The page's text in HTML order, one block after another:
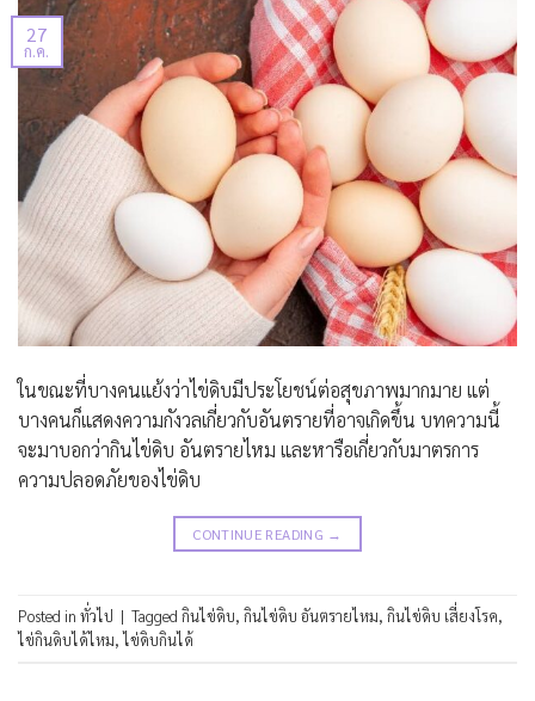
27
ก.ค.
ในขณะที่บางคนแย้งว่าไข่ดิบมีประโยชน์ต่อสุขภาพมากมาย แต่
บางคนก็แสดงความกังวลเกี่ยวกับอันตรายที่อาจเกิดขึ้น บทความนี้
จะมาบอกว่ากินไข่ดิบ อันตรายไหม และหารือเกี่ยวกับมาตรการ
ความปลอดภัยของไข่ดิบ
CONTINUE READING →
Posted in ทั่วไป | Tagged กินไข่ดิบ, กินไข่ดิบ อันตรายไหม, กินไข่ดิบ เสี่ยงโรค,
ไข่กินดิบได้ไหม, ไข่ดิบกินได้